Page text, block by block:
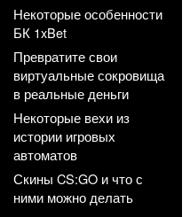
Некоторые особенности
БК 1xBet
Превратите свои
виртуальные сокровища
в реальные деньги
Некоторые вехи из
истории игровых
автоматов
Скины CS:GO и что с
ними можно делать